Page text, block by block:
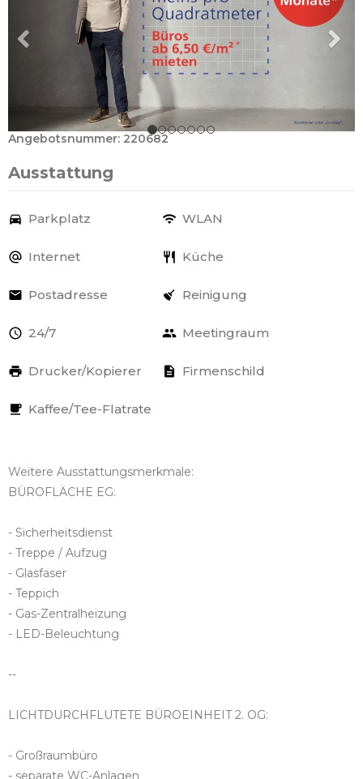
Angebotsnummer: 220682
Ausstattung
Parkplatz WLAN
Internet Küche
Postadresse Reinigung
24/7 Meetingraum
Drucker/Kopierer Firmenschild
Kaffee/Tee-Flatrate
Weitere Ausstattungsmerkmale:
BÜROFLÄCHE EG:
- Sicherheitsdienst
- Treppe / Aufzug
- Glasfaser
- Teppich
- Gas-Zentralheizung
- LED-Beleuchtung
--
LICHTDURCHFLUTETE BÜROEINHEIT 2. OG:
- Großraumbüro
- separate WC-Anlagen